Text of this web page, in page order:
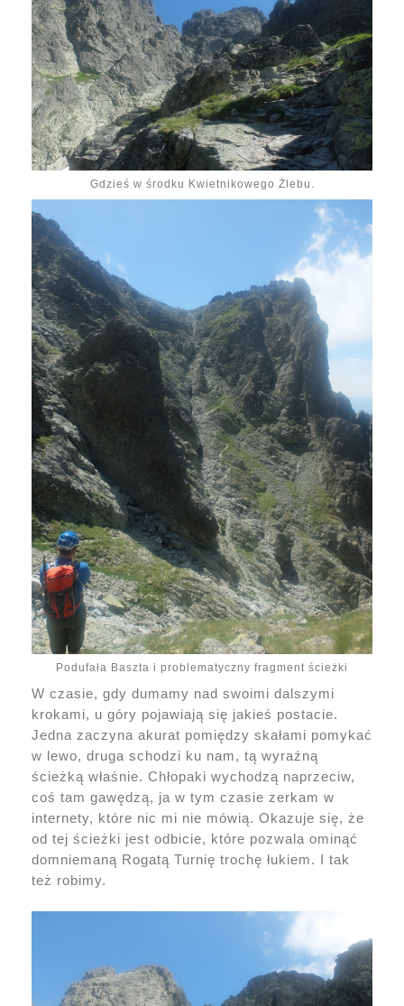
Gdzieś w środku Kwietnikowego Żlebu.
Podufała Baszta i problematyczny fragment ścieżki
W czasie, gdy dumamy nad swoimi dalszymi
krokami, u góry pojawiają się jakieś postacie.
Jedna zaczyna akurat pomiędzy skałami pomykać
w lewo, druga schodzi ku nam, tą wyraźną
ścieżką właśnie. Chłopaki wychodzą naprzeciw,
coś tam gawędzą, ja w tym czasie zerkam w
internety, które nic mi nie mówią. Okazuje się, że
od tej ścieżki jest odbicie, które pozwala ominąć
domniemaną Rogatą Turnię trochę łukiem. I tak
też robimy.